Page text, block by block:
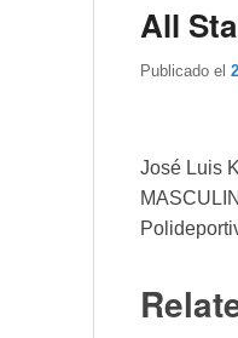
All
Publicado el
José Luis